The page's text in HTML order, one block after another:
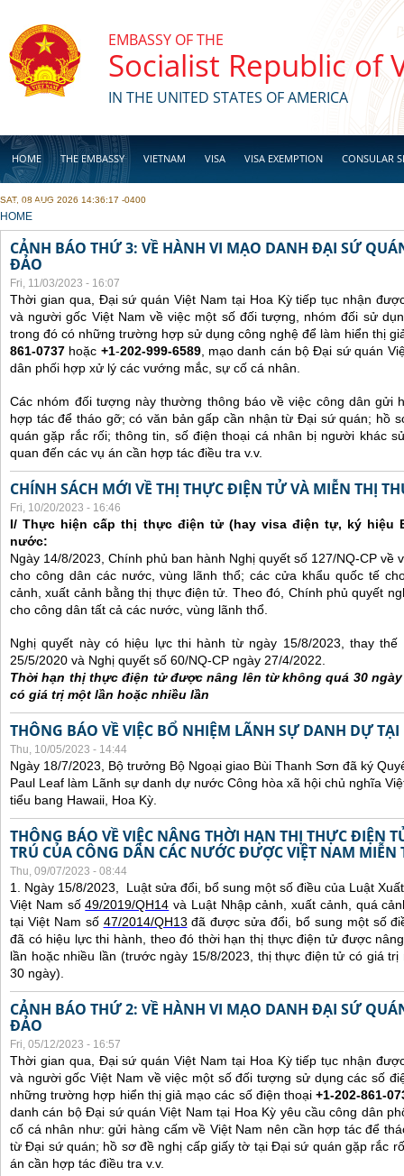
EMBASSY OF THE
Socialist Republic of
IN THE UNITED STATES OF AMERICA
HOME THE EMBASSY VIETNAM VISA VISA EXEMPTION CONSULAR
BUSINESS
SAT, 08 AUG 2026 14:36:17 -0400
YOU ARE HERE
HOME
CẢNH BÁO THỨ 3: VỀ HÀNH VI MẠO DANH ĐẠI SỨ
ĐẢO
Fri, 11/03/2023 - 16:07
Thời gian qua, Đại sứ quán Việt Nam tại Hoa Kỳ tiếp tục nhận
và người gốc Việt Nam về việc một số đối tượng, nhóm đối sử
trong đó có những trường hợp sử dụng công nghệ để làm hiển thị
861-0737 hoặc +1-202-999-6589, mạo danh cán bộ Đại sứ quán
dân phối hợp xử lý các vướng mắc, sự cố cá nhân.
Các nhóm đối tượng này thường thông báo về việc công dân gửi
hợp tác để tháo gỡ; có văn bản gấp cần nhận từ Đại sứ quán; hồ
quán gặp rắc rối; thông tin, số điện thoại cá nhân bị người khác
quan đến các vụ án cần hợp tác điều tra v.v.
CHÍNH SÁCH MỚI VỀ THỊ THỰC ĐIỆN TỬ VÀ MIỄN THỊ
Fri, 10/20/2023 - 16:46
I/ Thực hiện cấp thị thực điện tử (hay visa điện tự, ký hiệu
nước:
Ngày 14/8/2023, Chính phủ ban hành Nghị quyết số 127/NQ-CP về
cho công dân các nước, vùng lãnh thổ; các cửa khẩu quốc tế
cảnh, xuất cảnh bằng thị thực điện tử. Theo đó, Chính phủ quyết
cho công dân tất cả các nước, vùng lãnh thổ.
Nghị quyết này có hiệu lực thi hành từ ngày 15/8/2023, thay thế
25/5/2020 và Nghị quyết số 60/NQ-CP ngày 27/4/2022.
Thời hạn thị thực điện tử được nâng lên từ không quá 30
có giá trị một lần hoặc nhiều lần
THÔNG BÁO VỀ VIỆC BỔ NHIỆM LÃNH SỰ DANH DỰ
Thu, 10/05/2023 - 14:44
Ngày 18/7/2023, Bộ trưởng Bộ Ngoại giao Bùi Thanh Sơn đã ký
Paul Leaf làm Lãnh sự danh dự nước Công hòa xã hội chủ nghĩa
tiểu bang Hawaii, Hoa Kỳ.
THÔNG BÁO VỀ VIỆC NÂNG THỜI HẠN THỊ THỰC ĐIỆN
TRÚ CỦA CÔNG DÂN CÁC NƯỚC ĐƯỢC VIỆT NAM MIỄN
Thu, 09/07/2023 - 08:44
1. Ngày 15/8/2023, Luật sửa đổi, bổ sung một số điều của Luật
Việt Nam số49/2019/QH14 và Luật Nhập cảnh, xuất cảnh, quá
tại Việt Nam số 47/2014/QH13 đã được sửa đổi, bổ sung một số
đã có hiệu lực thi hành, theo đó thời hạn thị thực điện tử được
lần hoặc nhiều lần (trước ngày 15/8/2023, thị thực điện tử có giá
30 ngày).
CẢNH BÁO THỨ 2: VỀ HÀNH VI MẠO DANH ĐẠI SỨ
ĐẢO
Fri, 05/12/2023 - 16:57
Thời gian qua, Đại sứ quán Việt Nam tại Hoa Kỳ tiếp tục nhận
và người gốc Việt Nam về việc một số đối tượng sử dụng các số
những trường hợp hiển thị giả mạo các số điện thoại+1-202-861-
danh cán bộ Đại sứ quán Việt Nam tại Hoa Kỳ yêu cầu công dân
cố cá nhân như: gửi hàng cấm về Việt Nam nên cần hợp tác để
từ Đại sứ quán; hồ sơ đề nghị cấp giấy tờ tại Đại sứ quán gặp rắc
án cần hợp tác điều tra v.v.